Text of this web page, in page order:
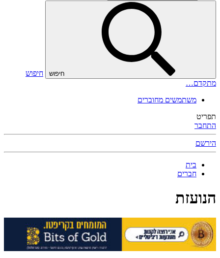
חיפוש
חיפוש
מתקדם…
משתמשים מחוברים
תפריט
התחבר
הירשם
בית
חברים
הנועזת